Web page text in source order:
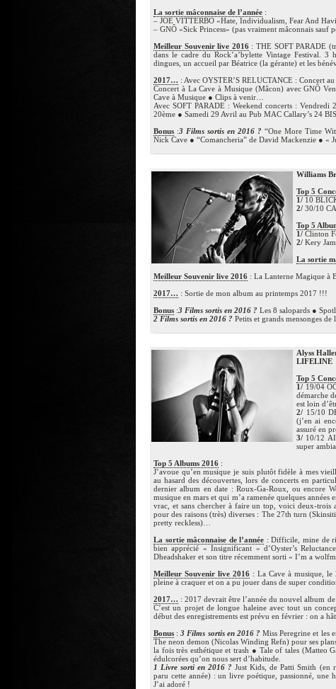
La sortie mâconnaise de l’année :
– JOE VITTERBO «Hate, Individualism, Fear And
– GNÔ «Sick Princess» (pas vraiment mâconnais sauf
Meilleur Souvenir live 2016: THE SOFT PARADE
dans le cadre du Rock’a’bylette Vintage Festival.
dingues, un accueil par Béatrice (la gérante) et les
2017… : Avec OYSTER’S RELUCTANCE : Concert
Concert à La Cave à Musique (Mâcon) avec GNÔ
Cave à Musique ● Clips à venir…
Avec SOFT PARADE : Weekend concerts :
20ème ● Samedi 29 Avril au Pub MAC Callary’s 24
Bonus :3 Films sortis en 2016 ? “One More Time
Nick Cave ● “Comancheria” de David Mackenzie ● «
Williams
Top 5
1/ 10
2/ 30/10
Top 5
1/ Clinton
2/ Kery
La sortie
Meilleur Souvenir live 2016 : La Lanterne Magique à
2017… : Sortie de mon album au printemps 2017 !!!
Bonus :3 Films sortis en 2016 ? Les 8 salopards ●
2 Films sortis en 2016 ? Petits et grands mensonges
Alyss
LIFELINE
Top 5
1/ 19/04
démarche
est loin
2/ 15/10
(j’en ai
assuré en
3/ 10/12
super
Top 5 Albums 2016 :
J’avoue qu’en musique je suis plutôt fidèle à mes
au hasard des découvertes, lors de concerts en
dernier album en date : Roux-Ga-Roux, ou encore
musique en mars et qui m’a ramenée quelques
vrac, et sans chercher à faire un top, voici deux-trois
pour des raisons (très) diverses : The 27th turn
pretty reckless)…
La sortie mâconnaise de l’année : Difficile, mine de
bien apprécié « Insignificant » d’Oyster’s
Dheadshaker et son titre récemment sorti « I’m a
Meilleur Souvenir live 2016: La Cave à musique, le
pleine à craquer et on a pu jouer dans de super
2017… : 2017 devrait être l’année du nouvel album
C’est un projet de longue haleine avec tout un
début des enregistrements est prévu en février : on a
Bonus :3 Films sortis en 2016 ?Miss Peregrine et les
The neon demon (Nicolas Winding Refn) pour ses
la fois très esthétique et trash ● Tale of tales (Matteo
édulcorées qu’on nous sert d’habitude.
1 Livre sorti en 2016 ?Just Kids, de Patti Smith (en
paru cette année) : un livre poétique, passionné, une
J’ai adoré !